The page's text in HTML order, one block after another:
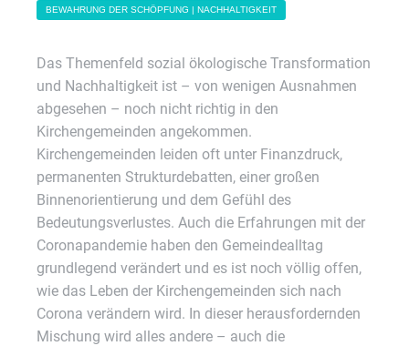
BEWAHRUNG DER SCHÖPFUNG | NACHHALTIGKEIT
Das Themenfeld sozial ökologische Transformation
und Nachhaltigkeit ist – von wenigen Ausnahmen
abgesehen – noch nicht richtig in den
Kirchengemeinden angekommen.
Kirchengemeinden leiden oft unter Finanzdruck,
permanenten Strukturdebatten, einer großen
Binnenorientierung und dem Gefühl des
Bedeutungsverlustes. Auch die Erfahrungen mit der
Coronapandemie haben den Gemeindealltag
grundlegend verändert und es ist noch völlig offen,
wie das Leben der Kirchengemeinden sich nach
Corona verändern wird. In dieser herausfordernden
Mischung wird alles andere – auch die